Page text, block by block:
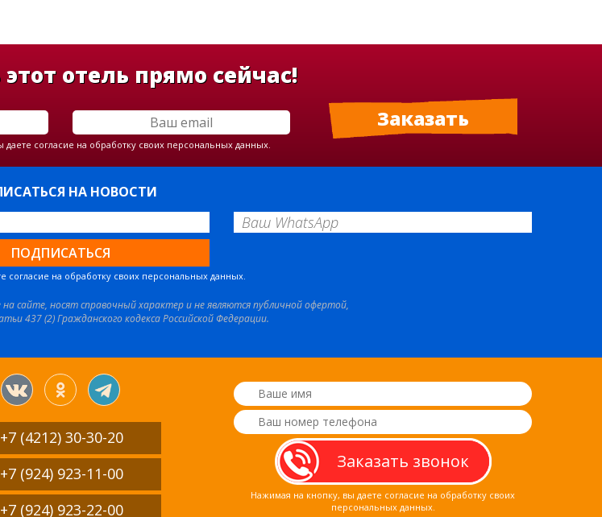
отель прямо сейчас!
согласие на обработку своих персональных данных.
НА НОВОСТИ
согласие на обработку своих персональных данных.
сайте, носят справочный характер и не являются публичной офертой,
437 (2) Гражданского кодекса Российской Федерации.
+7 (4212) 30-30-20
+7 (924) 923-11-00
+7 (924) 923-22-00
Нажимая на кнопку, вы даете согласие на обработку своих
персональных данных.